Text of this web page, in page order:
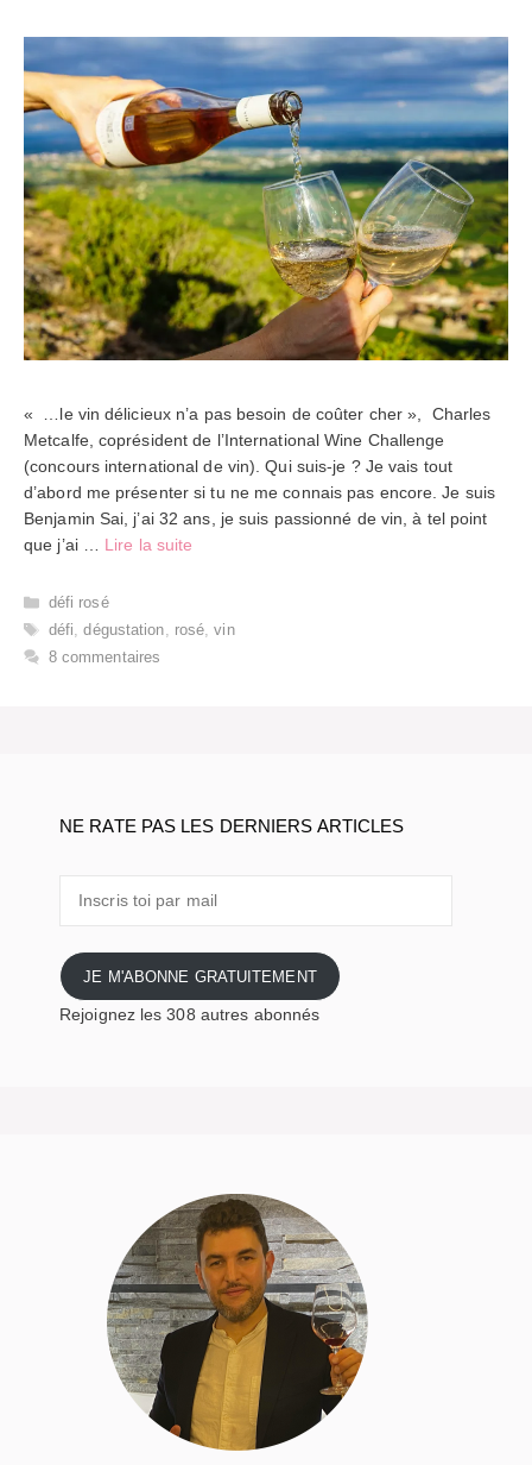
« …le vin délicieux n’a pas besoin de coûter cher », Charles
Metcalfe, coprésident de l’International Wine Challenge
(concours international de vin). Qui suis-je ? Je vais tout
d’abord me présenter si tu ne me connais pas encore. Je suis
Benjamin Sai, j’ai 32 ans, je suis passionné de vin, à tel point
que j’ai … Lire la suite
Catégories
défi rosé
Étiquettes
défi ,dégustation rosé ,vin
8 commentaires
NE RATE PAS LES DERNIERS ARTICLES
mail
JE M'ABONNE GRATUITEMENT
Rejoignez les 308 autres abonnés